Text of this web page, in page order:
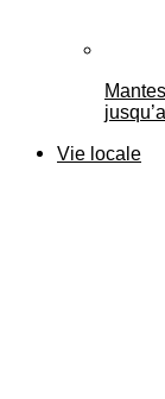
Vie locale